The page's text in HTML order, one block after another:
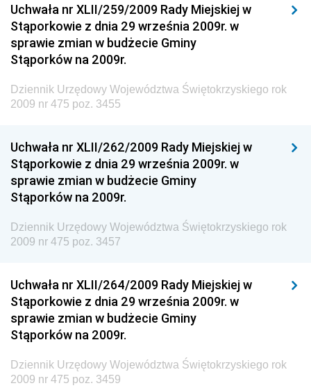
Dziennik Urzędowy Ministra Infrastruktury i
Budownictwa
Dziennik Urzędowy Ministra Gospodarki Morskiej i
Dziennik Urzędowy Ministra Energii
Dziennik Urzędowy Ministra Sprawiedliwości
Dziennik Urzędowy Ministra Rozwoju i Finansów
Dziennik Urzędowy Wyższego Urzędu Górniczego
Dziennik Urzędowy Prezesa Urzędu Transportu
Kolejowego
Technologii
Dziennik Urzędowy Ministra Inwestycji i Rozwoju
Dziennik Urzędowy Naczelnego Dyrektora Archiwów
Państwowych
Dziennik Urzędowy Ministra Finansów, Inwestycji i
Rozwoju
Uchwała nr XLII/259/2009 Rady Miejskiej w
Stąporkowie z dnia 29 września 2009r. w
sprawie zmian w budżecie Gminy
Stąporków na 2009r.
Dziennik Urzędowy Województwa Świętokrzyskiego rok
2009 nr 475 poz. 3455
Uchwała nr XLII/262/2009 Rady Miejskiej w
Stąporkowie z dnia 29 września 2009r. w
sprawie zmian w budżecie Gminy
Stąporków na 2009r.
Dziennik Urzędowy Województwa Świętokrzyskiego rok
2009 nr 475 poz. 3457
Uchwała nr XLII/264/2009 Rady Miejskiej w
Stąporkowie z dnia 29 września 2009r. w
sprawie zmian w budżecie Gminy
Stąporków na 2009r.
Dziennik Urzędowy Województwa Świętokrzyskiego rok
2009 nr 475 poz. 3459